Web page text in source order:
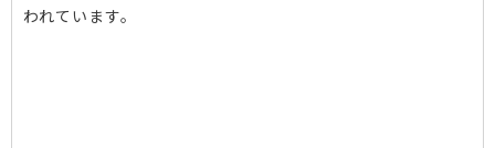
われています。